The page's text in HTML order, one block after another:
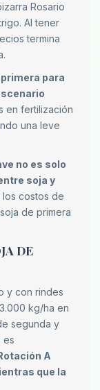
Rosario
Al tener
termina
para
en fertilización
una leve
no es solo
soja y
los costos de
de primera
DE
y con rindes
kg/ha en
segunda y
es
A
que la